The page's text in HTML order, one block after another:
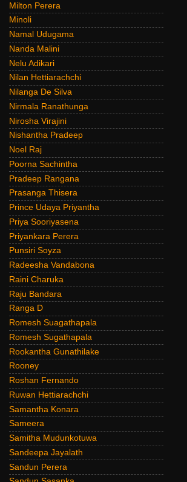
Milton Perera
Minoli
Namal Udugama
Nanda Malini
Nelu Adikari
Nilan Hettiarachchi
Nilanga De Silva
Nirmala Ranathunga
Nirosha Virajini
Nishantha Pradeep
Noel Raj
Poorna Sachintha
Pradeep Rangana
Prasanga Thisera
Prince Udaya Priyantha
Priya Sooriyasena
Priyankara Perera
Punsiri Soyza
Radeesha Vandabona
Raini Charuka
Raju Bandara
Ranga D
Romesh Suagathapala
Romesh Sugathapala
Rookantha Gunathilake
Rooney
Roshan Fernando
Ruwan Hettiarachchi
Samantha Konara
Sameera
Samitha Mudunkotuwa
Sandeepa Jayalath
Sandun Perera